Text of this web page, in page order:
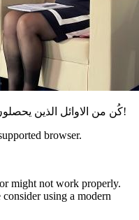
كُن من الاوائل الذين يحصلون على الأخبار و الأحداث و المستجدات!
browser.
might not work properly.
using a modern